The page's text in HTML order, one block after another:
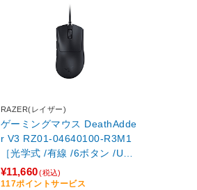
RAZER(レイザー)
ゲーミングマウス DeathAdde
r V3 RZ01-04640100-R3M1
［光学式 /有線 /6ボタン /US
B］ 【sof001】
¥11,660(税込)
117ポイントサービス